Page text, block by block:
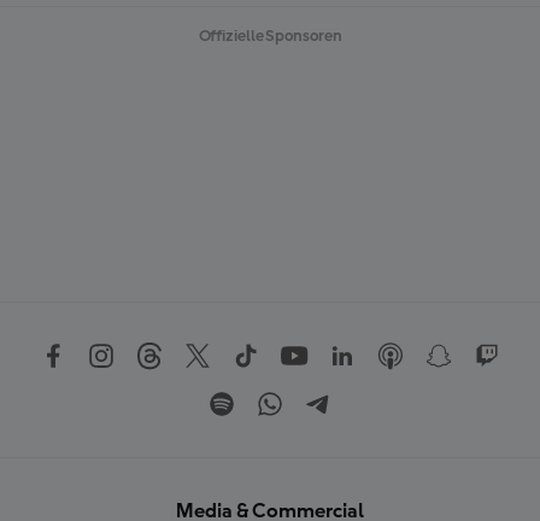
Offizielle Sponsoren
Media & Commercial